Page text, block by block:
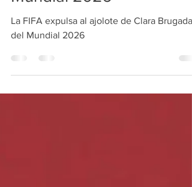
Mundial 2026
La FIFA expulsa al ajolote de Clara Brugada
del Mundial 2026